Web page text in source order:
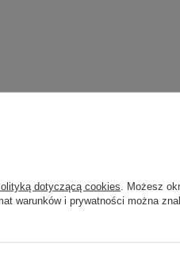
dotyczącą cookies . Możesz
warunków i prywatności można